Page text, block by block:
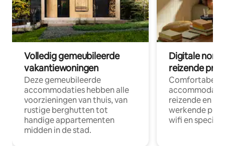
Volledig gemeubileerde
vakantiewoningen
Deze gemeubileerde
accommodaties hebben alle
voorzieningen van thuis, van
rustige berghutten tot
handige appartementen
midden in de stad.
Digitale
reizende
Comfortabele
reizende en
werkende
wifi en